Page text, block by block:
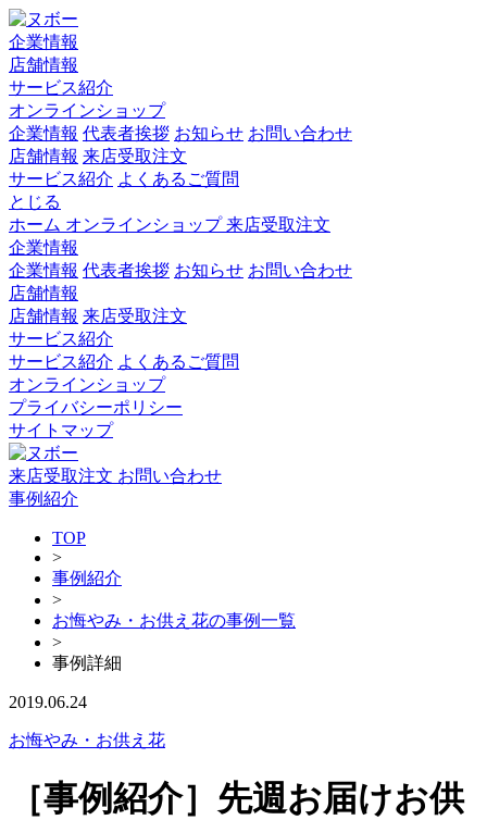
企業情報
店舗情報
サービス紹介
オンラインショップ
企業情報 代表者挨拶 お知らせ お問い合わせ
店舗情報 来店受取注文
サービス紹介 よくあるご質問
とじる
ホーム オンラインショップ来店受取注文
企業情報
企業情報 代表者挨拶 お知らせ お問い合わせ
店舗情報
店舗情報 来店受取注文
サービス紹介
サービス紹介 よくあるご質問
オンラインショップ
プライバシーポリシー
サイトマップ
来店受取注文 お問い合わせ
事例紹介
TOP
>
事例紹介
>
お悔やみ・お供え花の事例一覧
>
事例詳細
2019.06.24
お悔やみ・お供え花
［事例紹介］先週お届けお供